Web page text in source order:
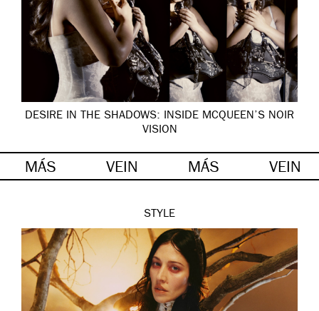
DESIRE IN THE SHADOWS: INSIDE MCQUEEN’S NOIR
VISION
MÁS VEIN MÁS VEIN
STYLE